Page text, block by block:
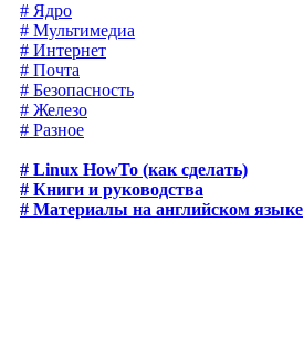
# Ядро
# Мультимедиа
# Интернет
# Почта
# Безопасность
# Железо
# Разное
# Linux HowTo (как сделать)
# Книги и руководства
# Материалы на английском языке